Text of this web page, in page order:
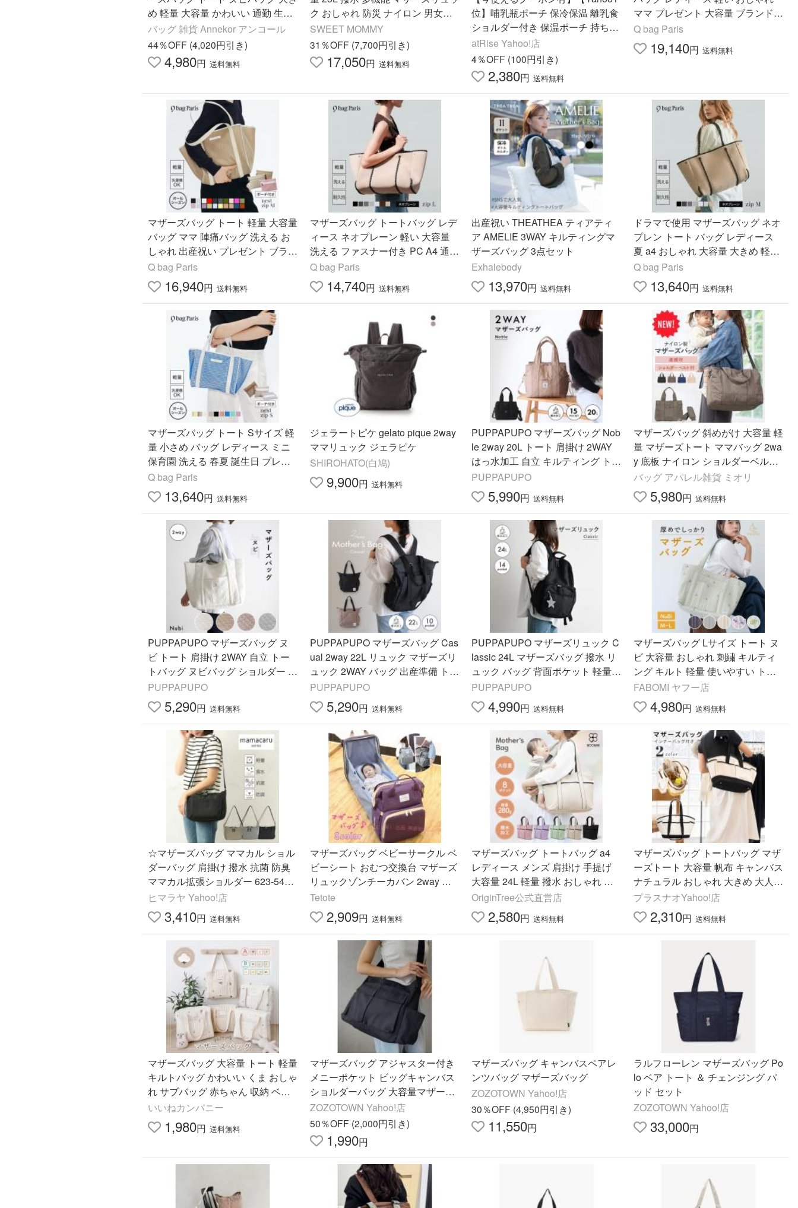
め 軽量 大容量 かわいい 通勤 生地
キルト トートバッグ 通学 爆買
バッグ 雑貨 Annekor アンコール
44％OFF (4,020円引き)
4,980円 送料無料
ク おしゃれ 防災 ナイロン 男女兼
用 防水 プレゼント ママバッグ マ
マリュック tg26006
SWEET MOMMY
31％OFF (7,700円引き)
17,050円 送料無料
位】哺乳瓶ポーチ 保冷保温 離乳食
ショルダー付き 保温ポーチ 持ち運
び マザーズバッグ ドリンクポーチ
ベビー お出かけ
atRise Yahoo!店
4％OFF (100円引き)
2,380円 送料無料
ママ プレゼント 大容量 ブランド
ペアレンツ 洗える ネスト Q bag P
aris nest zip l
Q bag Paris
19,140円 送料無料
マザーズバッグ トート 軽量 大容量
バッグ ママ 陣痛バッグ 洗える お
しゃれ 出産祝い プレゼント ブラン
ド バック Q bag Paris nest zip
Q bag Paris
16,940円 送料無料
マザーズバッグ トートバッグ レデ
ィース ネオプレーン 軽い 大容量
洗える ファスナー付き PC A4 通勤
通学 プレゼント 肩掛け キューバッ
グ Q bag Paris zip L
Q bag Paris
14,740円 送料無料
出産祝い THEATHEA ティアティ
ア AMELIE 3WAY キルティングマ
ザーズバッグ 3点セット
Exhalebody
13,970円 送料無料
ドラマで使用 マザーズバッグ ネオ
プレン トート バッグ レディース
夏 a4 おしゃれ 大容量 大きめ 軽量
洗える プレゼント バック 海 Q bag
Paris zip M
Q bag Paris
13,640円 送料無料
マザーズバッグ トート Sサイズ 軽
量 小さめ バッグ レディース ミニ
保育園 洗える 春夏 誕生日 プレゼ
ント ギフト｜ Q bag Paris nest S z
ip ネスト ジップ
Q bag Paris
13,640円 送料無料
ジェラートピケ gelato pique 2way
ママリュック ジェラピケ
SHIROHATO(白鳩)
9,900円 送料無料
PUPPAPUPO マザーズバッグ Nob
le 2way 20L トート 肩掛け 2WAY
はっ水加工 自立 キルティング トー
トバッグ ショルダー バッグ 陣痛バ
ッグ 撥水 プッパプーポ
PUPPAPUPO
5,990円 送料無料
マザーズバッグ 斜めがけ 大容量 軽
量 マザーズトート ママバッグ 2wa
y 底板 ナイロン ショルダーベルト
付き 撥水 3層構造
バッグ アパレル雑貨 ミオリ
5,980円 送料無料
PUPPAPUPO マザーズバッグ ヌ
ビ トート 肩掛け 2WAY 自立 トー
トバッグ ヌビバッグ ショルダー バ
ッグ 陣痛バッグ 斜めがけ 軽い イ
ブルバッグ プッパプーポ
PUPPAPUPO
5,290円 送料無料
PUPPAPUPO マザーズバッグ Cas
ual 2way 22L リュック マザーズリ
ュック 2WAY バッグ 出産準備 トー
ト 背面ポケット 大容量 軽量 メン
ズ 撥水 プッパプーポ
PUPPAPUPO
5,290円 送料無料
PUPPAPUPO マザーズリュック C
lassic 24L マザーズバッグ 撥水 リ
ュック バッグ 背面ポケット 軽量
自立 リフレクタースターチャーム
付き プッパプーポ
PUPPAPUPO
4,990円 送料無料
マザーズバッグ Lサイズ トート ヌ
ビ 大容量 おしゃれ 刺繍 キルティ
ング キルト 軽量 使いやすい トー
トバッグ サブバッグ 出産準備 大き
め ママバッグ
FABOMI ヤフー店
4,980円 送料無料
☆マザーズバッグ ママカル ショル
ダーバッグ 肩掛け 撥水 抗菌 防臭
ママカル拡張ショルダー 623-541
mamacaru 【ご自宅配送限定】‥
ヒマラヤ Yahoo!店
3,410円 送料無料
マザーズバッグ ベビーサークル ベ
ビーシート おむつ交換台 マザーズ
リュックゾンチーカバン 2way 多
機能 大容量 収納 整理 お出掛け 旅
行 ポケット充実
Tetote
2,909円 送料無料
マザーズバッグ トートバッグ a4
レディース メンズ 肩掛け 手提げ
大容量 24L 軽量 撥水 おしゃれ マ
マ パパ BOOMIE
OriginTree公式直営店
2,580円 送料無料
マザーズバッグ トートバッグ マザ
ーズトート 大容量 帆布 キャンバス
ナチュラル おしゃれ 大きめ 大人
ハンドバッグ カバン 鞄 インナーバ
ッグ付
プラスナオYahoo!店
2,310円 送料無料
マザーズバッグ 大容量 トート 軽量
キルトバッグ かわいい くま おしゃ
れ サブバッグ 赤ちゃん 収納 ベビ
ー 韓国
いいねカンパニー
1,980円 送料無料
マザーズバッグ アジャスター付き
メニーポケット ビッグキャンバス
ショルダーバッグ 大容量マザーズ
バッグ
ZOZOTOWN Yahoo!店
50％OFF (2,000円引き)
1,990円
マザーズバッグ キャンバスペアレ
ンツバッグ マザーズバッグ
ZOZOTOWN Yahoo!店
30％OFF (4,950円引き)
11,550円
ラルフローレン マザーズバッグ Po
lo ベア トート ＆ チェンジング パ
ッド セット
ZOZOTOWN Yahoo!店
33,000円